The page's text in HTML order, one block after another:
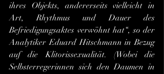
ihres Objekts, andererseits vielleicht in
Art, Rhythmus und Dauer des
Befriedigungsaktes verwöhnt hat“, so der
Analytiker Eduard Hitschmann in Bezug
auf die Klitorissexualität. (Wobei die
Selbsterregerinnen sich den Daumen in